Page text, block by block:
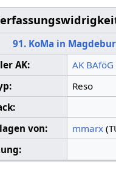
91. KoMa in
AK:
AK BAföG
Reso
von:
mmarx